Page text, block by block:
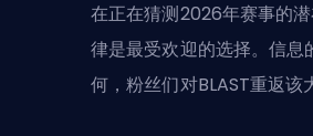
在正在猜测2026年赛事的
律是最受欢迎的选择。信
何，粉丝们对BLAST重返该